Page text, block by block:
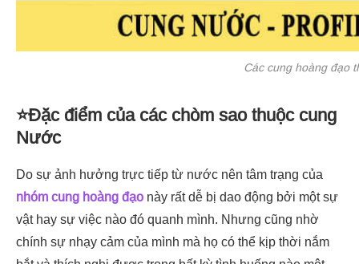
Các cung hoàng đạo
⭐Đặc điểm của các chòm sao thuộc cung
Nước
Do sự ảnh hưởng trực tiếp từ nước nên tâm trạng của
nhóm cung hoàng đạo này rất dễ bị dao động bởi một sự
vật hay sự việc nào đó quanh mình. Nhưng cũng nhờ
chính sự nhạy cảm của mình mà họ có thể kịp thời nắm